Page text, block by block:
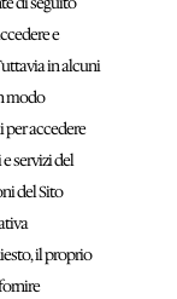
e
in alcuni
modo
accedere
servizi del
del Sito
il proprio